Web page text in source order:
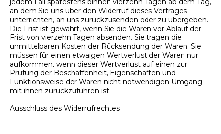
jedem Fall spätestens binnen vierzehn Tagen ab dem Tag,
an dem Sie uns über den Widerruf dieses Vertrages
unterrichten, an uns zurückzusenden oder zu übergeben.
Die Frist ist gewahrt, wenn Sie die Waren vor Ablauf der
Frist von vierzehn Tagen absenden. Sie tragen die
unmittelbaren Kosten der Rücksendung der Waren. Sie
müssen für einen etwaigen Wertverlust der Waren nur
aufkommen, wenn dieser Wertverlust auf einen zur
Prüfung der Beschaffenheit, Eigenschaften und
Funktionsweise der Waren nicht notwendigen Umgang
mit ihnen zurückzuführen ist.
Ausschluss des Widerrufrechtes